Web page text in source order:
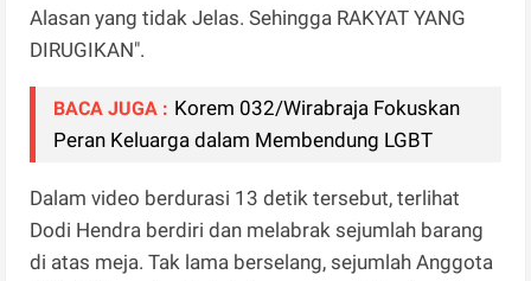
Alasan yang tidak Jelas. Sehingga RAKYAT YANG
DIRUGIKAN".
BACA JUGA : Korem 032/Wirabraja Fokuskan
Peran Keluarga dalam Membendung LGBT
Dalam video berdurasi 13 detik tersebut, terlihat
Dodi Hendra berdiri dan melabrak sejumlah barang
di atas meja. Tak lama berselang, sejumlah Anggota